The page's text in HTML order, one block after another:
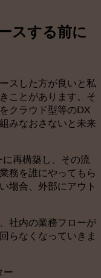
スする前に
スした方が良いと私
ことがあります。そ
クラウド型等のDX
みなおさないと未来
再構築し、その流
務を誰にやってもら
場合、外部にアウト
社内の業務フローが
らなくなっていきま
ー